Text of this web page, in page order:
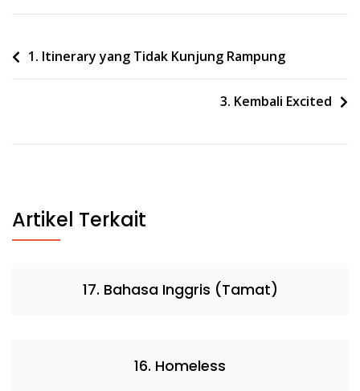
Post
1. Itinerary yang Tidak Kunjung Rampung
3. Kembali Excited
Artikel Terkait
17. Bahasa Inggris (Tamat)
16. Homeless